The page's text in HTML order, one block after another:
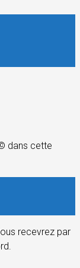
dans cette
recevrez par